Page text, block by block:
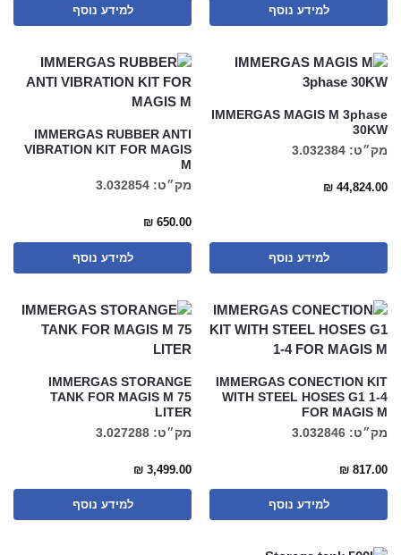
למידע נוסף למידע נוסף
IMMERGAS MAGIS M 3phase
30KW
מק״ט: 3.032384
₪ 44,824.00
למידע נוסף
IMMERGAS RUBBER ANTI
VIBRATION KIT FOR MAGIS
M
מק״ט: 3.032854
₪ 650.00
למידע נוסף
IMMERGAS CONECTION KIT
WITH STEEL HOSES G1 1-4
FOR MAGIS M
מק״ט: 3.032846
₪ 817.00
למידע נוסף
IMMERGAS STORANGE
TANK FOR MAGIS M 75
LITER
מק״ט: 3.027288
₪ 3,499.00
למידע נוסף